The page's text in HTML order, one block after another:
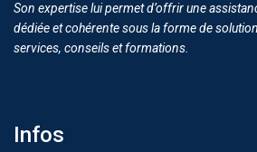
Son expertise lui permet d’offrir une
dédiée et cohérente sous la forme de
services, conseils et formations.
Infos